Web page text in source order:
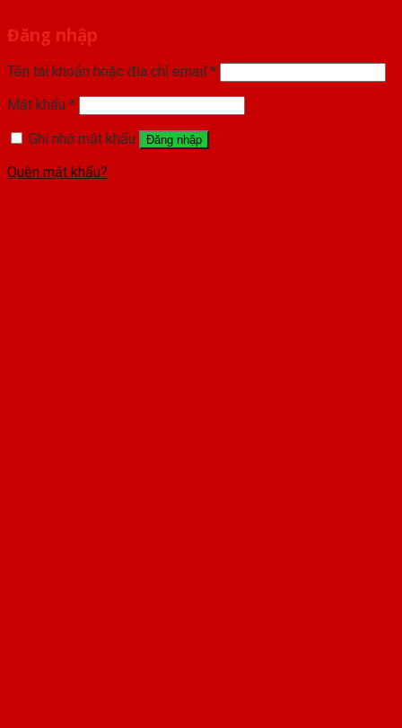
Đăng nhập
Tên tài khoản hoặc địa chỉ email *
Mật khẩu *
Ghi nhớ mật khẩu
Đăng nhập
Quên mật khẩu?